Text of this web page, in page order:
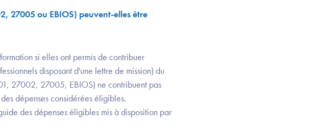
27005 ou EBIOS) peuvent-elles être
si elles ont permis de contribuer
disposant d'une lettre de mission) du
27002, 27005, EBIOS) ne contribuent pas
dépenses considérées éligibles.
des dépenses éligibles mis à disposition par